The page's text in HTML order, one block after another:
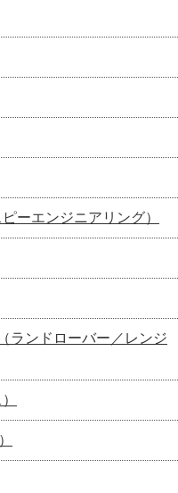
ーエンジニアリング）
ランドローバー／レンジ